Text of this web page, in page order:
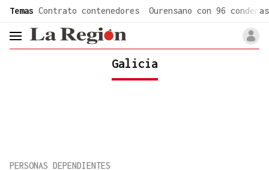
Temas Contrato contenedores Ourensano con 96 condenas
header.menu.open
Galicia
PERSONAS DEPENDIENTES